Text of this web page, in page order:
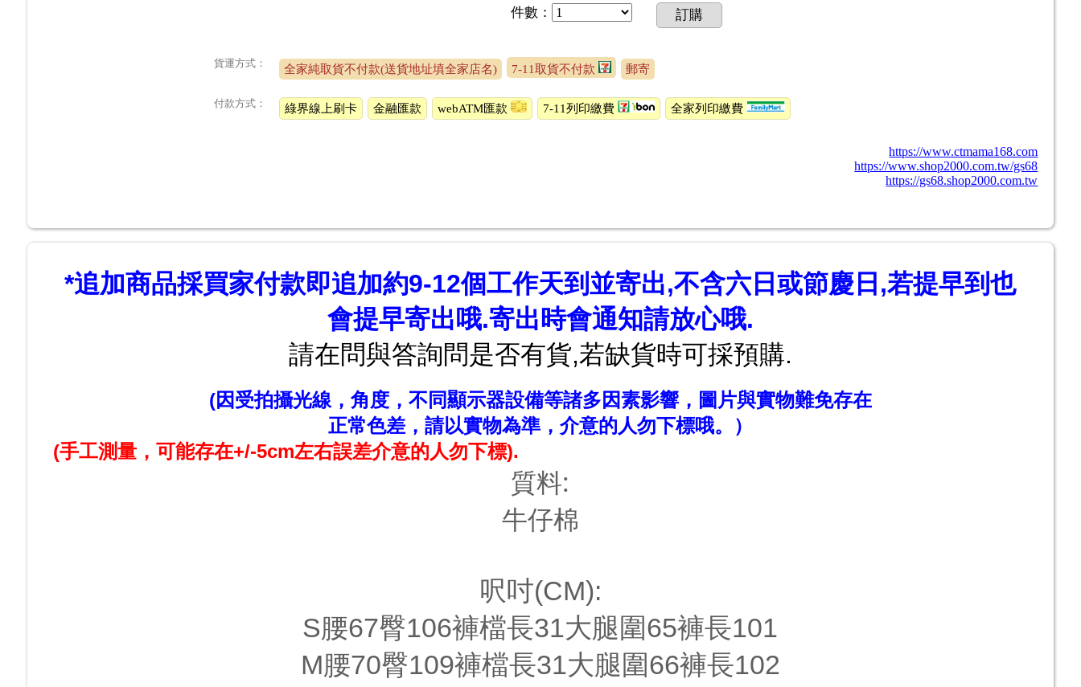
件數 ： 訂購
貨運方式： 全家純取貨不付款(送貨地址填全家店名) 7-11取貨不付款 郵寄
付款方式： 綠界線上刷卡 金融匯款 webATM匯款 7-11列印繳費 全家列印繳費
https://www.ctmama168.com
https://www.shop2000.com.tw/gs68
https://gs68.shop2000.com.tw
*追加商品採買家付款即追加約9-12個工作天到並寄出,不含六日或節慶日,若提早到也
會提早寄出哦.寄出時會通知請放心哦.
請在問與答詢問是否有貨,若缺貨時可採預購.
(因受拍攝光線，角度，不同顯示器設備等諸多因素影響，圖片與實物難免存在
正常色差，請以實物為準，介意的人勿下標哦。）
(手工測量，可能存在+/-5cm左右誤差介意的人勿下標).
質料:
牛仔棉
呎吋(CM):
S腰67臀106褲檔長31大腿圍65褲長101
M腰70臀109褲檔長31大腿圍66褲長102